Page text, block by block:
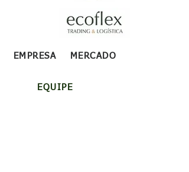
EMPRESA MERCADO
EQUIPE